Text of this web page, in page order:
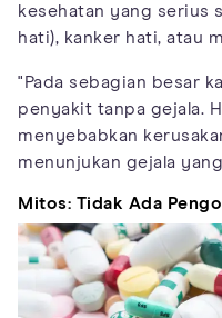
kesehatan yang serius
hati), kanker hati, atau
"Pada sebagian besar
penyakit tanpa gejala.
menyebabkan
menunjukan gejala
Mitos: Tidak Ada